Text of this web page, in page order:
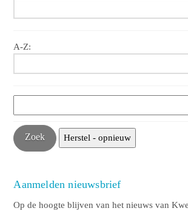
A-Z:
Aanmelden nieuwsbrief
Op de hoogte blijven van het nieuws van